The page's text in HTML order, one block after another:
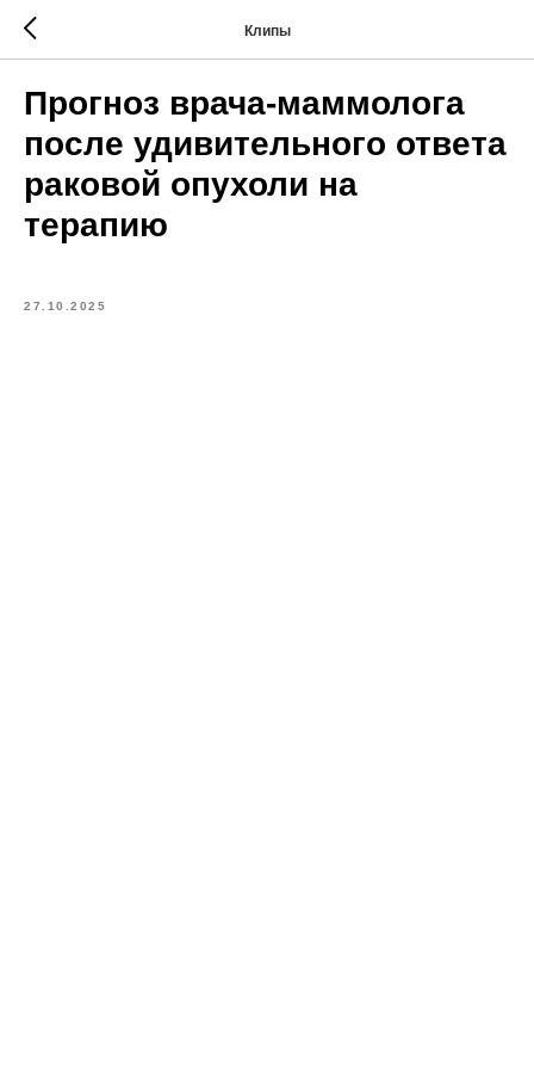
Клипы
Прогноз врача-маммолога
после удивительного ответа
раковой опухоли на
терапию
27.10.2025